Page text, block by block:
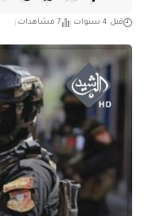
قبل 4 سنوات 7 مشاهدات